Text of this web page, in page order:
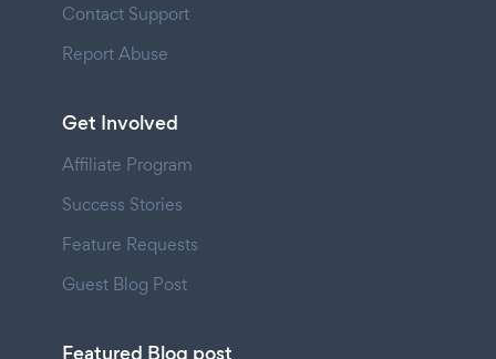
Contact Support
Report Abuse
Get Involved
Affiliate Program
Success Stories
Feature Requests
Guest Blog Post
Featured Blog post